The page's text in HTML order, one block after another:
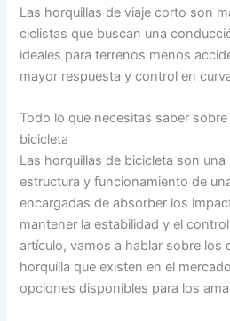
Las horquillas de viaje corto son
ciclistas que buscan una
ideales para terrenos menos
mayor respuesta y control en
Todo lo que necesitas saber
bicicleta
Las horquillas de bicicleta son
estructura y funcionamiento de
encargadas de absorber los
mantener la estabilidad y el
artículo, vamos a hablar sobre los
horquilla que existen en el
opciones disponibles para los